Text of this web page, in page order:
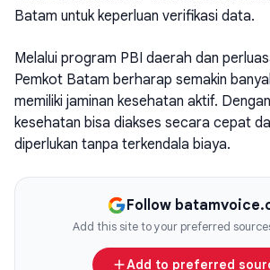
Batam untuk keperluan verifikasi data.
Melalui program PBI daerah dan
Pemkot Batam berharap semakin
memiliki jaminan kesehatan aktif.
kesehatan bisa diakses secara cepat
diperlukan tanpa terkendala biaya.
Follow
Add this site to your preferred
Add to preferred